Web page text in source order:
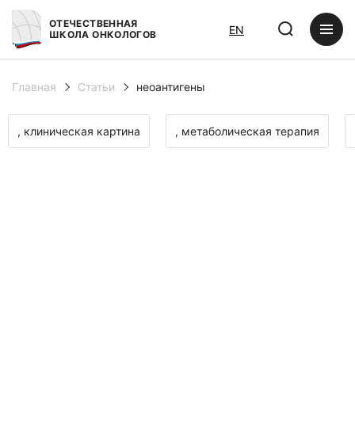
ОТЕЧЕСТВЕННАЯ
ШКОЛА ОНКОЛОГОВ
EN
Главная Статьи неоантигены
, клиническая картина , метаболическая терапия